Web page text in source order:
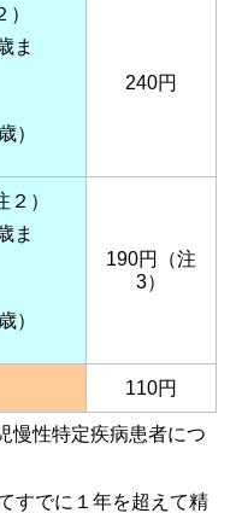
ま
）
240円
）
ま
）
190円（注
3）
110円
慢性特定疾病患者につ
すでに１年を超えて精